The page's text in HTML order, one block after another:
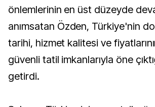
önlemlerinin en üst düzeyde
anımsatan Özden, Türkiye'nin
tarihi, hizmet kalitesi ve
güvenli tatil imkanlarıyla öne
getirdi.